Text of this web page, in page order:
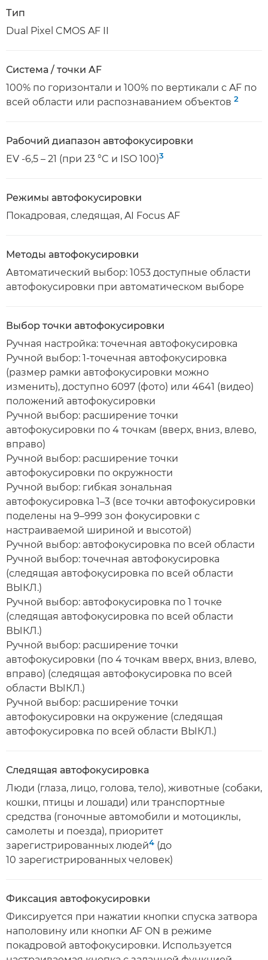
Тип
Dual Pixel CMOS AF II
Система / точки AF
100% по горизонтали и 100% по вертикали с AF по
всей области или распознаванием объектов 2
Рабочий диапазон автофокусировки
EV -6,5 – 21 (при 23 °C и ISO 100)3
Режимы автофокусировки
Покадровая, следящая, AI Focus AF
Методы автофокусировки
Автоматический выбор: 1053 доступные области
автофокусировки при автоматическом выборе
Выбор точки автофокусировки
Ручная настройка: точечная автофокусировка
Ручной выбор: 1-точечная автофокусировка
(размер рамки автофокусировки можно
изменить), доступно 6097 (фото) или 4641 (видео)
положений автофокусировки
Ручной выбор: расширение точки
автофокусировки по 4 точкам (вверх, вниз, влево,
вправо)
Ручной выбор: расширение точки
автофокусировки по окружности
Ручной выбор: гибкая зональная
автофокусировка 1–3 (все точки автофокусировки
поделены на 9–999 зон фокусировки с
настраиваемой шириной и высотой)
Ручной выбор: автофокусировка по всей области
Ручной выбор: точечная автофокусировка
(следящая автофокусировка по всей области
ВЫКЛ.)
Ручной выбор: автофокусировка по 1 точке
(следящая автофокусировка по всей области
ВЫКЛ.)
Ручной выбор: расширение точки
автофокусировки (по 4 точкам вверх, вниз, влево,
вправо) (следящая автофокусировка по всей
области ВЫКЛ.)
Ручной выбор: расширение точки
автофокусировки на окружение (следящая
автофокусировка по всей области ВЫКЛ.)
Следящая автофокусировка
Люди (глаза, лицо, голова, тело), животные (собаки,
кошки, птицы и лошади) или транспортные
средства (гоночные автомобили и мотоциклы,
самолеты и поезда), приоритет
зарегистрированных людей4 (до
10 зарегистрированных человек)
Фиксация автофокусировки
Фиксируется при нажатии кнопки спуска затвора
наполовину или кнопки AF ON в режиме
покадровой автофокусировки. Используется